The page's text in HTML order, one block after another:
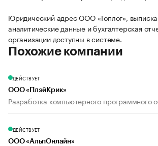
Юридический адрес ООО «Топлог»,
аналитические данные и бухгалтерская
организации доступны в системе.
Похожие компании
ДЕЙСТВУЕТ
ООО «ПлэйКрик»
Разработка компьютерного программного
ДЕЙСТВУЕТ
ООО «АльпОнлайн»